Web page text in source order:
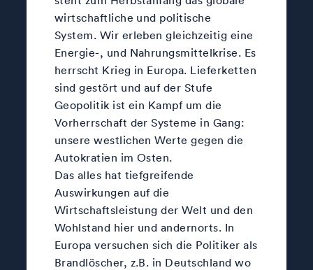
wirtschaftliche und politische
System. Wir erleben gleichzeitig eine
Energie-, und Nahrungsmittelkrise. Es
herrscht Krieg in Europa. Lieferketten
sind gestört und auf der Stufe
Geopolitik ist ein Kampf um die
Vorherrschaft der Systeme in Gang:
unsere westlichen Werte gegen die
Autokratien im Osten.
Das alles hat tiefgreifende
Auswirkungen auf die
Wirtschaftsleistung der Welt und den
Wohlstand hier und andernorts. In
Europa versuchen sich die Politiker als
Brandlöscher, z.B. in Deutschland wo